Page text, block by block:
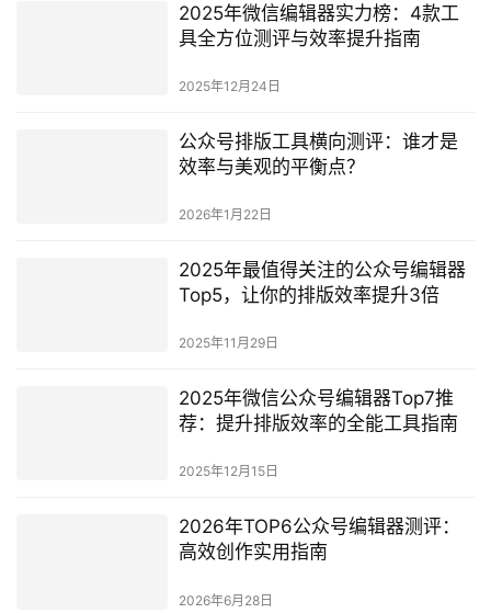
2025年微信编辑器实力榜：4款工
具全方位测评与效率提升指南
2025年12月24日
公众号排版工具横向测评：谁才是
效率与美观的平衡点？
2026年1月22日
2025年最值得关注的公众号编辑器
Top5，让你的排版效率提升3倍
2025年11月29日
2025年微信公众号编辑器Top7推
荐：提升排版效率的全能工具指南
2025年12月15日
2026年TOP6公众号编辑器测评：
高效创作实用指南
2026年6月28日